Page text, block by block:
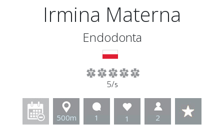
Irmina Materna
Endodonta
5/5
500m 1 1 2